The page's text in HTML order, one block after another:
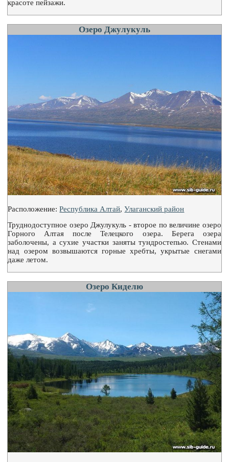
красоте пейзажи.
Озеро Джулукуль
Расположение:Республика Алтай,Улаганский район
Труднодоступное озеро Джулукуль - второе по величине озеро
Горного Алтая после Телецкого озера. Берега озера
заболочены, а сухие участки заняты тундростепью. Стенами
над озером возвышаются горные хребты, укрытые снегами
даже летом.
Озеро Киделю